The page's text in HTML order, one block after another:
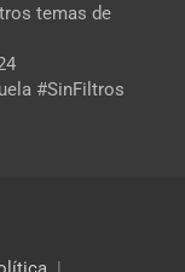
temas de
#SinFiltros